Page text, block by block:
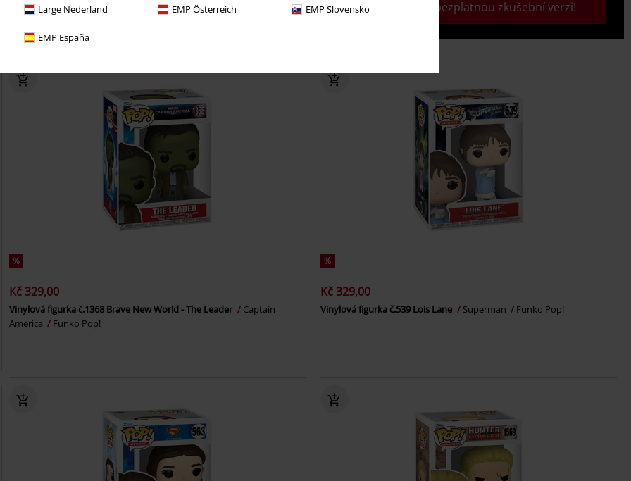
Large Nederland EMP Österreich EMP Slovensko
EMP España
zkušební verzi našeho BACKSTAGE CLUB Aktivujte si svou bezplatnou zkušební verzi!
%
Kč 329,00
Vinylová figurka č.1368 Brave New World - The Leader
Captain
America
Funko Pop!
%
Kč 329,00
Vinylová figurka č.539 Lois Lane Superman Funko Pop!